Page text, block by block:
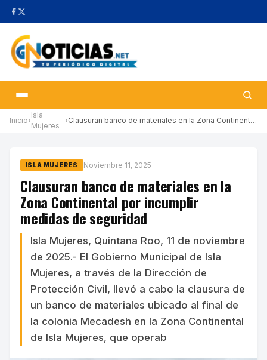
Inicio›
Isla
Mujeres
› Clausuran banco de materiales en la Zona Continental por incumpl…
ISLA MUJERES Noviembre 11, 2025
Clausuran banco de materiales en la
Zona Continental por incumplir
medidas de seguridad
Isla Mujeres, Quintana Roo, 11 de noviembre
de 2025.- El Gobierno Municipal de Isla
Mujeres, a través de la Dirección de
Protección Civil, llevó a cabo la clausura de
un banco de materiales ubicado al final de
la colonia Mecadesh en la Zona Continental
de Isla Mujeres, que operab